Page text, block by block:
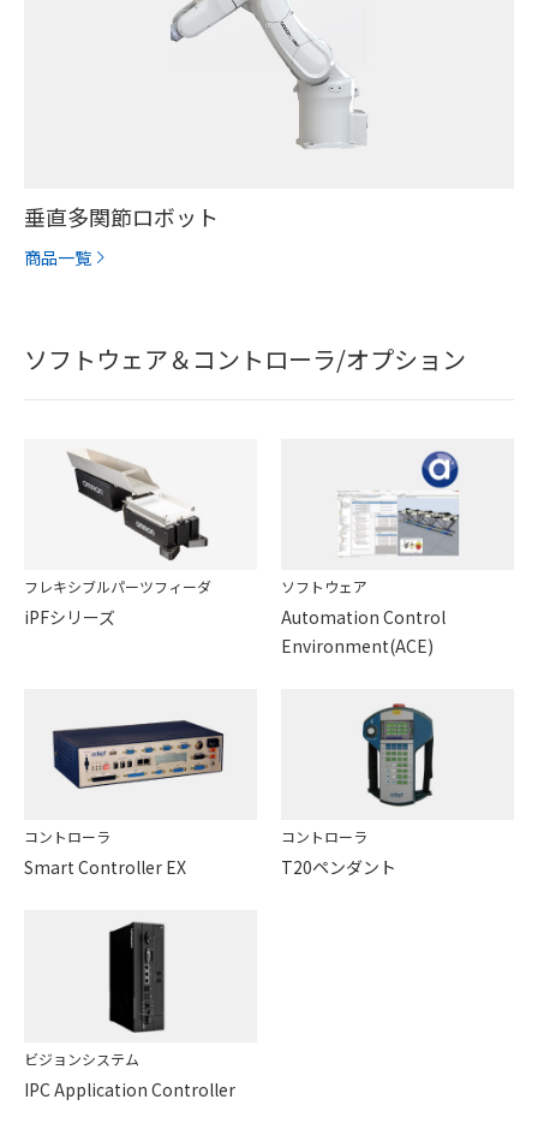
垂直多関節ロボット
商品一覧
ソフトウェア＆コントローラ/オプション
フレキシブルパーツフィーダ
iPFシリーズ
ソフトウェア
Automation Control
Environment(ACE)
コントローラ
Smart Controller EX
コントローラ
T20ペンダント
ビジョンシステム
IPC Application Controller